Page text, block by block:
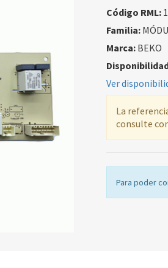
Código RML:
Familia:
Marca:BEKO
Ver
La
consulte
Para poder